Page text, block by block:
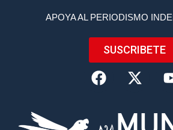
APOYA AL PERIODISMO
SUSCRIBETE